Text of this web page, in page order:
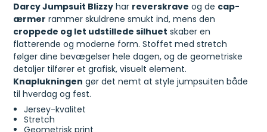
Darcy Jumpsuit Blizzy har reverskrave og de cap-
ærmer rammer skuldrene smukt ind, mens den
croppede og let udstillede silhuet skaber en
flatterende og moderne form. Stoffet med stretch
følger dine bevægelser hele dagen, og de geometriske
detaljer tilfører et grafisk, visuelt element.
Knaplukningen gør det nemt at style jumpsuiten både
til hverdag og fest.
Jersey-kvalitet
Stretch